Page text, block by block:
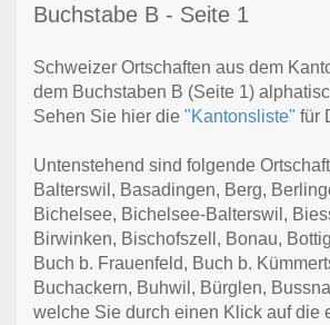
Buchstabe B - Seite 1
Schweizer Ortschaften aus dem
dem Buchstaben B (Seite 1)
Sehen Sie hier die "Kantonsliste" für
Untenstehend sind folgende
Balterswil, Basadingen, Berg,
Bichelsee, Bichelsee-Balterswil,
Birwinken, Bischofszell, Bonau,
Buch b. Frauenfeld, Buch b.
Buchackern, Buhwil, Bürglen,
welche Sie durch einen Klick auf die